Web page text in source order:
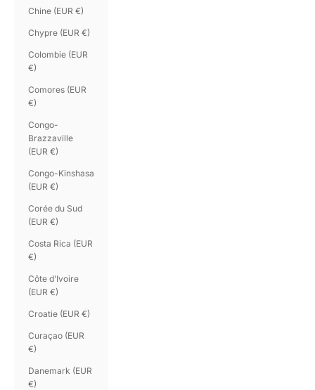
Chine (EUR €)
Chypre (EUR €)
Colombie (EUR
€)
Comores (EUR
€)
Congo-
Brazzaville
(EUR €)
Congo-Kinshasa
(EUR €)
Corée du Sud
(EUR €)
Costa Rica (EUR
€)
Côte d’Ivoire
(EUR €)
Croatie (EUR €)
Curaçao (EUR
€)
Danemark (EUR
€)